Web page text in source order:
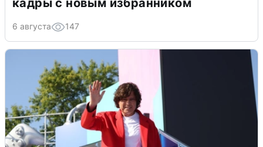
кадры с новым избранником
6 августа 147